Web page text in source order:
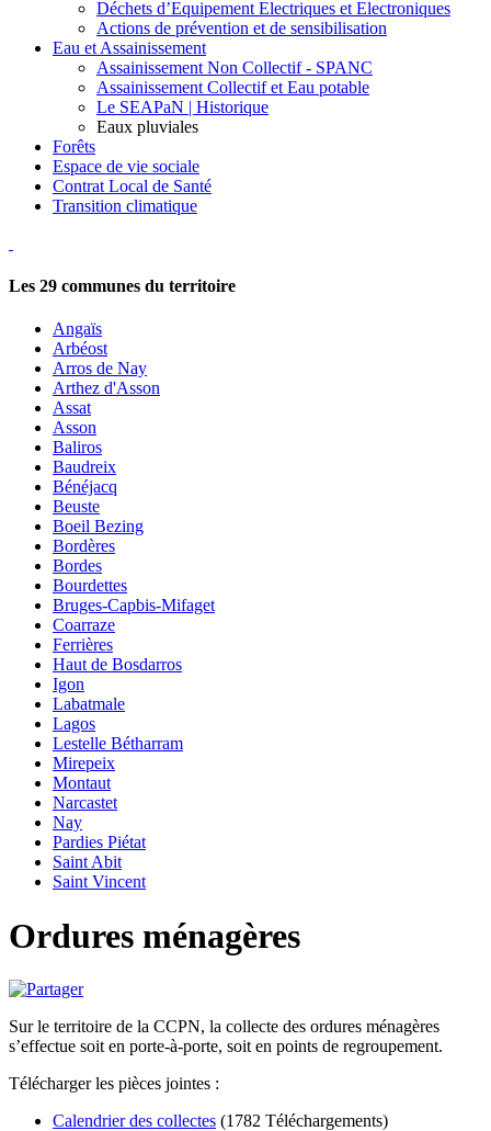
Déchets d’Equipement Electriques et Electroniques
Actions de prévention et de sensibilisation
Eau et Assainissement
Assainissement Non Collectif - SPANC
Assainissement Collectif et Eau potable
Le SEAPaN | Historique
Eaux pluviales
Forêts
Espace de vie sociale
Contrat Local de Santé
Transition climatique
Les 29 communes du territoire
Angaïs
Arbéost
Arros de Nay
Arthez d'Asson
Assat
Asson
Baliros
Baudreix
Bénéjacq
Beuste
Boeil Bezing
Bordères
Bordes
Bourdettes
Bruges-Capbis-Mifaget
Coarraze
Ferrières
Haut de Bosdarros
Igon
Labatmale
Lagos
Lestelle Bétharram
Mirepeix
Montaut
Narcastet
Nay
Pardies Piétat
Saint Abit
Saint Vincent
Ordures ménagères
Sur le territoire de la CCPN, la collecte des ordures ménagères
s’effectue soit en porte-à-porte, soit en points de regroupement.
Télécharger les pièces jointes :
Calendrier des collectes (1782 Téléchargements)